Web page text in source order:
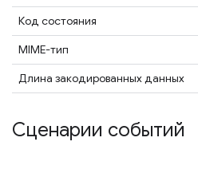
Код состояния
MIME-тип
Длина закодированных данных
Сценарии событий